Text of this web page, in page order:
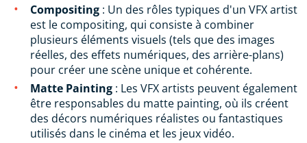
Compositing : Un des rôles typiques d'un VFX artist
est le compositing, qui consiste à combiner
plusieurs éléments visuels (tels que des images
réelles, des effets numériques, des arrière-plans)
pour créer une scène unique et cohérente.
Matte Painting : Les VFX artists peuvent également
être responsables du matte painting, où ils créent
des décors numériques réalistes ou fantastiques
utilisés dans le cinéma et les jeux vidéo.